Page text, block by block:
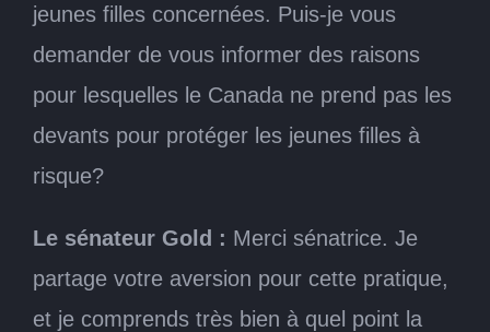
jeunes filles concernées. Puis-je vous
demander de vous informer des raisons
pour lesquelles le Canada ne prend pas les
devants pour protéger les jeunes filles à
risque?
Le sénateur Gold : Merci sénatrice. Je
partage votre aversion pour cette pratique,
et je comprends très bien à quel point la